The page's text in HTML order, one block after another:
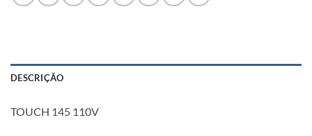
DESCRIÇÃO
TOUCH 145 110V